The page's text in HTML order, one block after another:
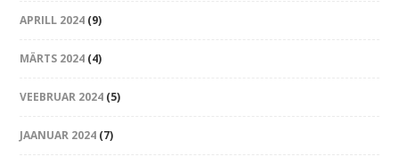
APRILL 2024 (9)
MÄRTS 2024 (4)
VEEBRUAR 2024 (5)
JAANUAR 2024 (7)